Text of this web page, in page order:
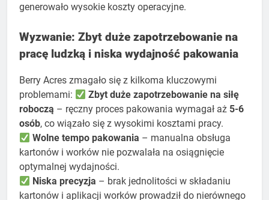
generowało wysokie koszty operacyjne.
Wyzwanie: Zbyt duże zapotrzebowanie na
pracę ludzką i niska wydajność pakowania
Berry Acres zmagało się z kilkoma kluczowymi
problemami:
Zbyt duże zapotrzebowanie na siłę
roboczą – ręczny proces pakowania wymagał aż 5-6
osób, co wiązało się z wysokimi kosztami pracy.
Wolne tempo pakowania – manualna obsługa
kartonów i worków nie pozwalała na osiągnięcie
optymalnej wydajności.
Niska precyzja – brak jednolitości w składaniu
kartonów i aplikacji worków prowadził do nierównego